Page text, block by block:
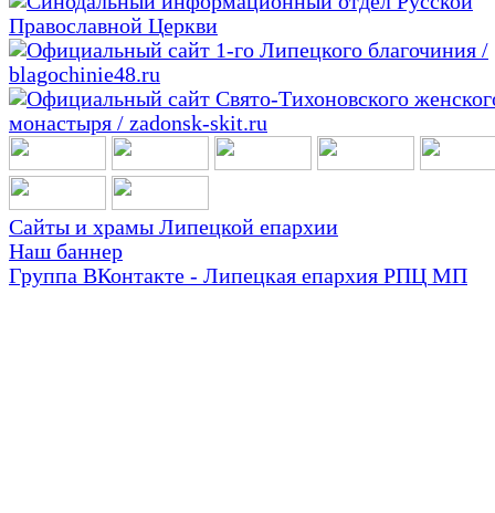
Сайты и храмы Липецкой епархии
Наш баннер
Группа ВКонтакте - Липецкая епархия РПЦ МП